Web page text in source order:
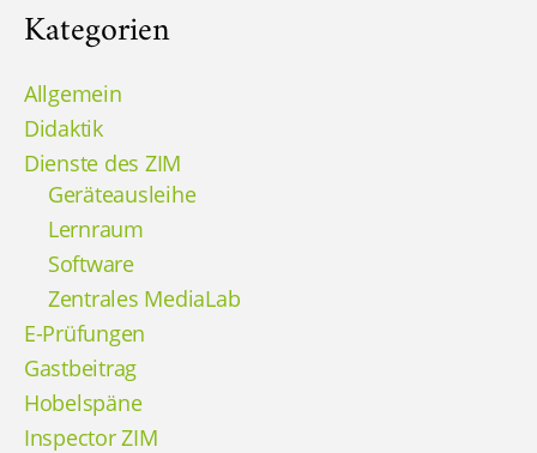
Kategorien
Allgemein
Didaktik
Dienste des ZIM
Geräteausleihe
Lernraum
Software
Zentrales MediaLab
E-Prüfungen
Gastbeitrag
Hobelspäne
Inspector ZIM